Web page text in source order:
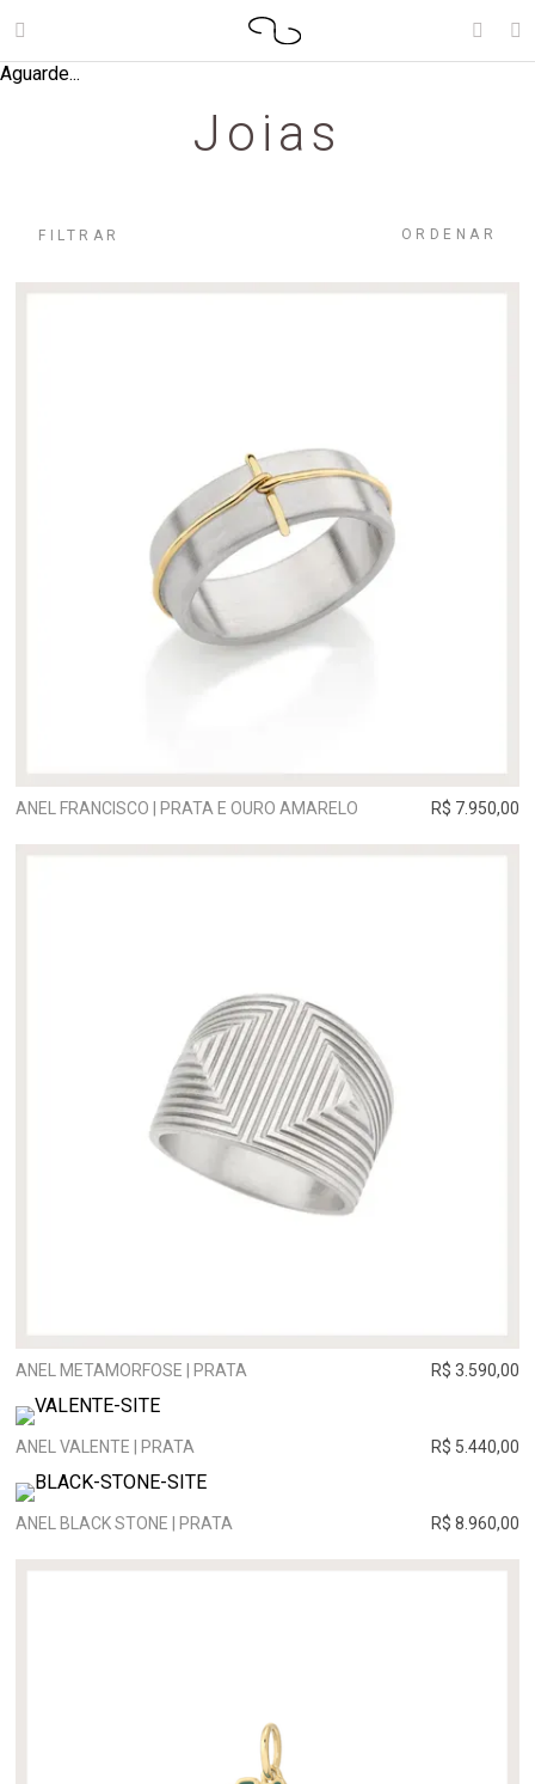
Aguarde...
Joias
FILTRAR ORDENAR
ANEL FRANCISCO | PRATA E OURO AMARELO R$ 7.950,00
ANEL METAMORFOSE | PRATA R$ 3.590,00
ANEL VALENTE | PRATA R$ 5.440,00
ANEL BLACK STONE | PRATA R$ 8.960,00